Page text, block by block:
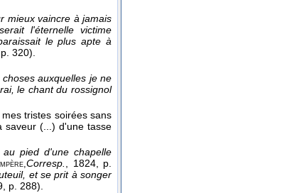
mieux vaincre à jamais
l'éternelle victime
le plus apte à
, p. 320).
auxquelles je ne
le chant du rossignol
tristes soirées sans
saveur (...) d'une tasse
pied d'une chapelle
Corresp. , 1824, p.
et se prit à songer
, p. 288).